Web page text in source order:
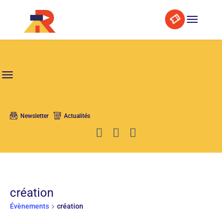
navigation
Newsletter Actualités
création
Évènements création